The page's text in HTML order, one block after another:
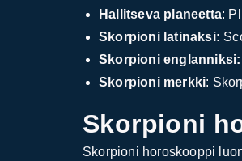
Hallitseva planeetta:
Skorpioni latinaksi:
Skorpioni englanniksi:
Skorpioni merkki:
Skorpioni
Skorpioni horoskooppi